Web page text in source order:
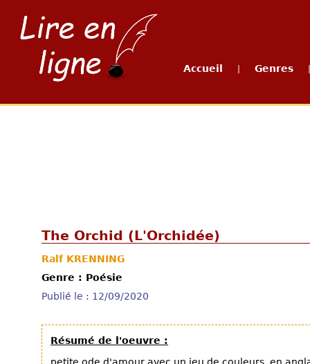
Accueil Genres
The Orchid (L'Orchidée)
Ralf KRENNING
Genre : Poésie
Publié le : 12/09/2020
Résumé de l'oeuvre :